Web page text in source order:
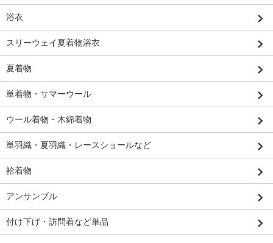
浴衣
スリーウェイ夏着物浴衣
夏着物
単着物・サマーウール
ウール着物・木綿着物
単羽織・夏羽織・レースショールなど
袷着物
アンサンブル
付け下げ・訪問着など単品